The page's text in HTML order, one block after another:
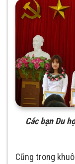
Các bạn Du
Cũng trong